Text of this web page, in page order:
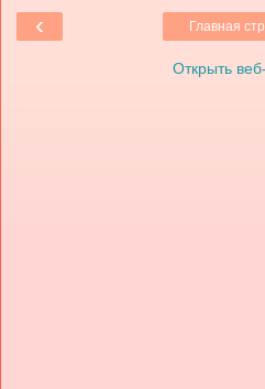
‹ Главная
Открыть